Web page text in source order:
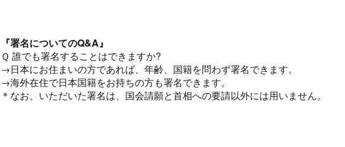
『署名についてのQ&A』
Ｑ 誰でも署名することはできますか?
→日本にお住まいの方であれば、年齢、国籍を問わず署名できます。
→海外在住で日本国籍をお持ちの方も署名できます。
＊なお、いただいた署名は、国会請願と首相への要請以外には用いません。